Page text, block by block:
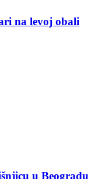
na levoj obali
u Beogradu